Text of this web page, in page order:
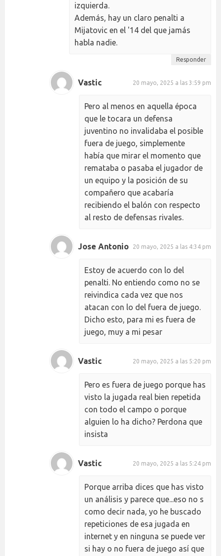
izquierda.
Además, hay un claro penalti a
Mijatovic en el '14 del que jamás
habla nadie.
Responder
Vastic 20 mayo, 2025 a las 3:59 pm
Pero al menos en aquella época
que le tocara un defensa
juventino no invalidaba el posible
fuera de juego, simplemente
había que mirar el momento que
remataba o pasaba el jugador de
un equipo y la posición de su
compañero que acabaría
recibiendo el balón con respecto
al resto de defensas rivales.
Jose Antonio 20 mayo, 2025 a las 4:34 pm
Estoy de acuerdo con lo del
penalti. No entiendo como no se
reivindica cada vez que nos
atacan con lo del fuera de juego.
Dicho esto, para mi es fuera de
juego, muy a mi pesar
Vastic 20 mayo, 2025 a las 5:20 pm
Pero es fuera de juego porque has
visto la jugada real bien repetida
con todo el campo o porque
alguien lo ha dicho? Perdona que
insista
Vastic 20 mayo, 2025 a las 5:24 pm
Porque arriba dices que has visto
un análisis y parece que...eso no s
como decir nada, yo he buscado
repeticiones de esa jugada en
internet y en ninguna se puede ver
si hay o no fuera de juego así que